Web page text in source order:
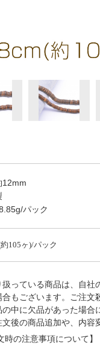
12mm
パック
105ヶ)/パック
扱っている商品は、自社
もございます。ご注文
の中に欠品があった場合
文後の商品追加や、内容
時の注意事項について】